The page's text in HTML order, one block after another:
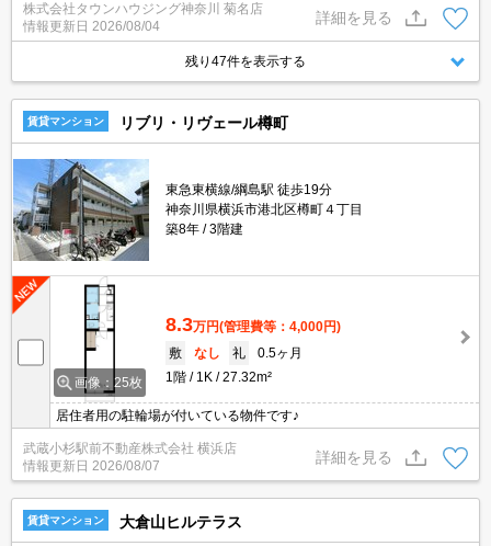
株式会社タウンハウジング神奈川 菊名店
情報更新日 2026/08/04
詳細を見る
残り47件を表示する
賃貸マンション リブリ・リヴェール樽町
東急東横線/綱島駅 徒歩19分
神奈川県横浜市港北区樽町４丁目
築8年
3階建
画像：25枚
8.3万円(管理費等：4,000円)
敷
なし 礼
0.5ヶ月
1階
1K 27.32m²
居住者用の駐輪場が付いている物件です♪
武蔵小杉駅前不動産株式会社 横浜店
情報更新日 2026/08/07
詳細を見る
賃貸マンション 大倉山ヒルテラス